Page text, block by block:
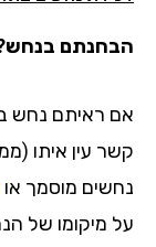
הבחנתם
אם ראיתם נחש
קשר עין איתו
נחשים מוסמך או
על מיקומו של